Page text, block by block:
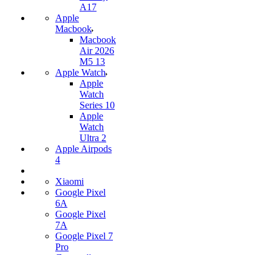
A17
Apple
Macbook
Macbook
Air 2026
M5 13
Apple Watch
Apple
Watch
Series 10
Apple
Watch
Ultra 2
Apple Airpods
4
Xiaomi
Google Pixel
6A
Google Pixel
7А
Google Pixel 7
Pro